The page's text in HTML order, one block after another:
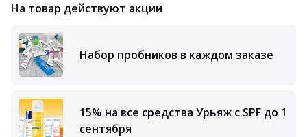
На товар действуют акции
Набор пробников в каждом заказе
15% на все средства Урьяж с SPF до 1
сентября